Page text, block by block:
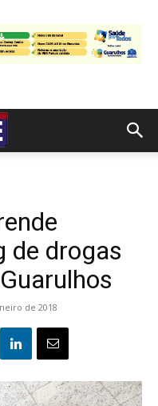
de drogas
de 2018